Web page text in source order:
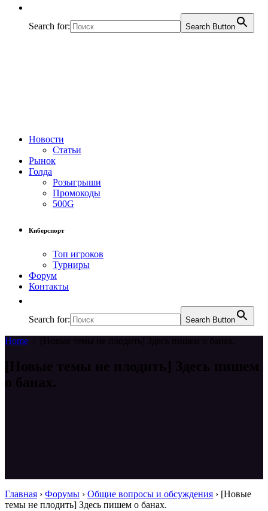
Search for: Search Button
Новости
Статьи
Рынок
Голда
Розыгрыши
Промокоды
500G
Киберспорт
Топ игроков
Турниры
Форум
Контакты
Search for: Search Button
Home [Новые темы не плодить] Здесь пишем о банах.
[Новые темы не плодить] Здесь пишем
о банах.
Главная › Форумы › Общие вопросы и обсуждения › [Новые
темы не плодить] Здесь пишем о банах.